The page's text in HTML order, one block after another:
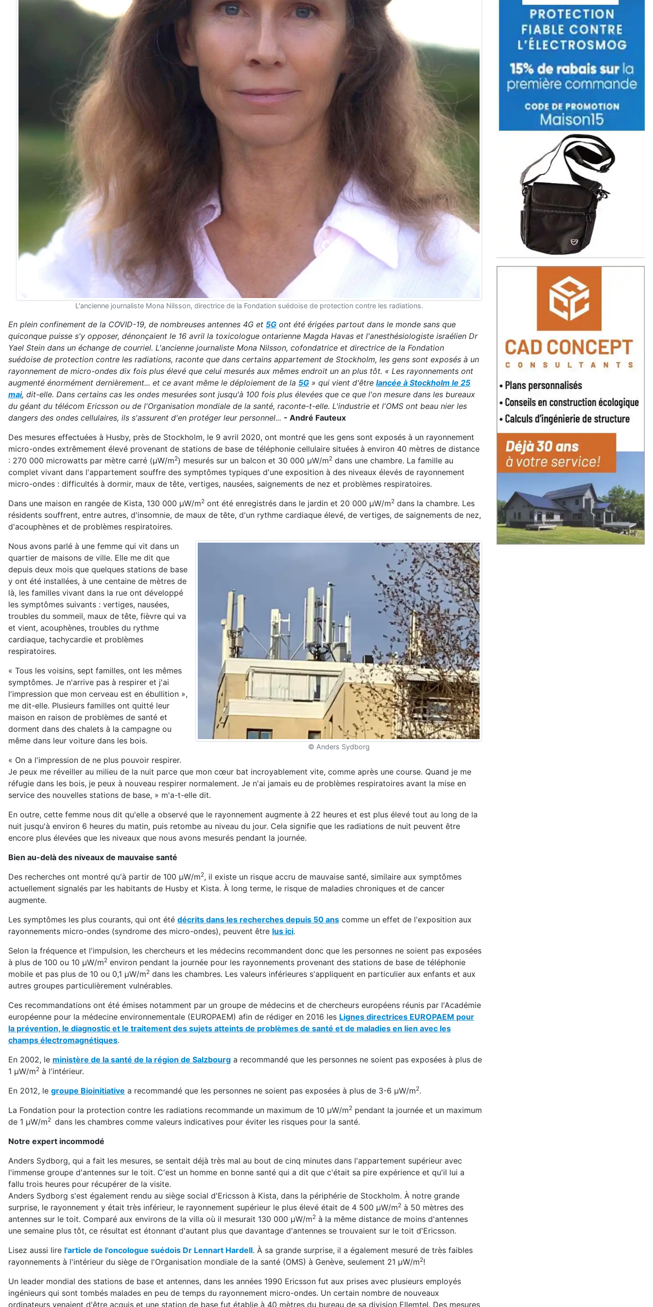
L'ancienne journaliste Mona Nilsson, directrice de la Fondation suédoise de protection contre les radiations.
En plein confinement de la COVID-19, de nombreuses antennes 4G et 5G ont été érigées partout dans le monde sans que
quiconque puisse s'y opposer, dénonçaient le 16 avril la toxicologue ontarienne Magda Havas et l'anesthésiologiste israélien Dr
Yael Stein dans un échange de courriel. L'ancienne journaliste Mona Nilsson, cofondatrice et directrice de la Fondation
suédoise de protection contre les radiations, raconte que dans certains appartement de Stockholm, les gens sont exposés à un
rayonnement de micro-ondes dix fois plus élevé que celui mesurés aux mêmes endroit un an plus tôt. « Les rayonnements ont
augmenté énormément dernièrement... et ce avant même le déploiement de la 5G » qui vient d'être lancée à Stockholm le 25
mai, dit-elle. Dans certains cas les ondes mesurées sont jusqu'à 100 fois plus élevées que ce que l'on mesure dans les bureaux
du géant du télécom Ericsson ou de l'Organisation mondiale de la santé, raconte-t-elle. L'industrie et l'OMS ont beau nier les
dangers des ondes cellulaires, ils s'assurent d'en protéger leur personnel... - André Fauteux
Des mesures effectuées à Husby, près de Stockholm, le 9 avril 2020, ont montré que les gens sont exposés à un rayonnement
micro-ondes extrêmement élevé provenant de stations de base de téléphonie cellulaire situées à environ 40 mètres de distance
: 270 000 microwatts par mètre carré (μW/m2) mesurés sur un balcon et 30 000 μW/m2 dans une chambre. La famille au
complet vivant dans l'appartement souffre des symptômes typiques d'une exposition à des niveaux élevés de rayonnement
micro-ondes : difficultés à dormir, maux de tête, vertiges, nausées, saignements de nez et problèmes respiratoires.
Dans une maison en rangée de Kista, 130 000 μW/m2 ont été enregistrés dans le jardin et 20 000 μW/m2 dans la chambre. Les
résidents souffrent, entre autres, d'insomnie, de maux de tête, d'un rythme cardiaque élevé, de vertiges, de saignements de nez,
d'acouphènes et de problèmes respiratoires.
© Anders Sydborg
Nous avons parlé à une femme qui vit dans un
quartier de maisons de ville. Elle me dit que
depuis deux mois que quelques stations de base
y ont été installées, à une centaine de mètres de
là, les familles vivant dans la rue ont développé
les symptômes suivants : vertiges, nausées,
troubles du sommeil, maux de tête, fièvre qui va
et vient, acouphènes, troubles du rythme
cardiaque, tachycardie et problèmes
respiratoires.
« Tous les voisins, sept familles, ont les mêmes
symptômes. Je n'arrive pas à respirer et j'ai
l'impression que mon cerveau est en ébullition »,
me dit-elle. Plusieurs familles ont quitté leur
maison en raison de problèmes de santé et
dorment dans des chalets à la campagne ou
même dans leur voiture dans les bois.
« On a l'impression de ne plus pouvoir respirer.
Je peux me réveiller au milieu de la nuit parce que mon cœur bat incroyablement vite, comme après une course. Quand je me
réfugie dans les bois, je peux à nouveau respirer normalement. Je n'ai jamais eu de problèmes respiratoires avant la mise en
service des nouvelles stations de base, » m'a-t-elle dit.
En outre, cette femme nous dit qu'elle a observé que le rayonnement augmente à 22 heures et est plus élevé tout au long de la
nuit jusqu'à environ 6 heures du matin, puis retombe au niveau du jour. Cela signifie que les radiations de nuit peuvent être
encore plus élevées que les niveaux que nous avons mesurés pendant la journée.
Bien au-delà des niveaux de mauvaise santé
Des recherches ont montré qu'à partir de 100 μW/m2, il existe un risque accru de mauvaise santé, similaire aux symptômes
actuellement signalés par les habitants de Husby et Kista. À long terme, le risque de maladies chroniques et de cancer
augmente.
Les symptômes les plus courants, qui ont été décrits dans les recherches depuis 50 ans comme un effet de l'exposition aux
rayonnements micro-ondes (syndrome des micro-ondes), peuvent être lus ici.
Selon la fréquence et l'impulsion, les chercheurs et les médecins recommandent donc que les personnes ne soient pas exposées
à plus de 100 ou 10 μW/m2 environ pendant la journée pour les rayonnements provenant des stations de base de téléphonie
mobile et pas plus de 10 ou 0,1 μW/m2 dans les chambres. Les valeurs inférieures s'appliquent en particulier aux enfants et aux
autres groupes particulièrement vulnérables.
Ces recommandations ont été émises notamment par un groupe de médecins et de chercheurs européens réunis par l'Académie
européenne pour la médecine environnementale (EUROPAEM) afin de rédiger en 2016 les Lignes directrices EUROPAEM pour
la prévention, le diagnostic et le traitement des sujets atteints de problèmes de santé et de maladies en lien avec les
champs électromagnétiques.
En 2002, le ministère de la santé de la région de Salzbourg a recommandé que les personnes ne soient pas exposées à plus de
1 μW/m2 à l'intérieur.
En 2012, le groupe Bioinitiative a recommandé que les personnes ne soient pas exposées à plus de 3-6 μW/m2.
La Fondation pour la protection contre les radiations recommande un maximum de 10 μW/m2 pendant la journée et un maximum
de 1 μW/m2 dans les chambres comme valeurs indicatives pour éviter les risques pour la santé.
Notre expert incommodé
Anders Sydborg, qui a fait les mesures, se sentait déjà très mal au bout de cinq minutes dans l'appartement supérieur avec
l'immense groupe d'antennes sur le toit. C'est un homme en bonne santé qui a dit que c'était sa pire expérience et qu'il lui a
fallu trois heures pour récupérer de la visite.
Anders Sydborg s'est également rendu au siège social d'Ericsson à Kista, dans la périphérie de Stockholm. À notre grande
surprise, le rayonnement y était très inférieur, le rayonnement supérieur le plus élevé était de 4 500 μW/m2 à 50 mètres des
antennes sur le toit. Comparé aux environs de la villa où il mesurait 130 000 μW/m2 à la même distance de moins d'antennes
une semaine plus tôt, ce résultat est étonnant d'autant plus que davantage d'antennes se trouvaient sur le toit d'Ericsson.
Lisez aussi lire l'article de l'oncologue suédois Dr Lennart Hardell. À sa grande surprise, il a également mesuré de très faibles
rayonnements à l'intérieur du siège de l'Organisation mondiale de la santé (OMS) à Genève, seulement 21 μW/m2!
Un leader mondial des stations de base et antennes, dans les années 1990 Ericsson fut aux prises avec plusieurs employés
ingénieurs qui sont tombés malades en peu de temps du rayonnement micro-ondes. Un certain nombre de nouveaux
ordinateurs venaient d'être acquis et une station de base fut établie à 40 mètres du bureau de sa division Ellemtel. Des mesures